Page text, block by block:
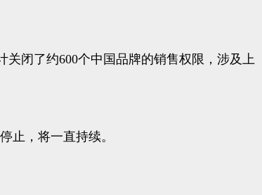
关闭了约600个中国品牌的销售权限，涉及上
止，将一直持续。